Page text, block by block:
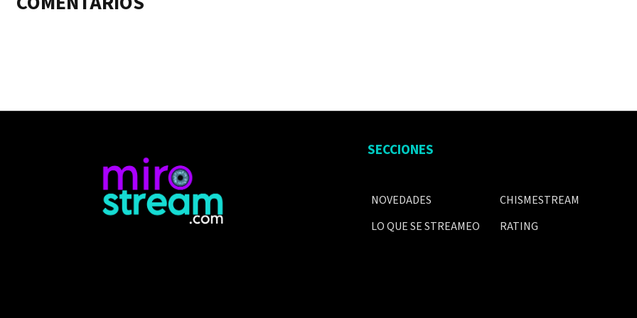
SECCIONES
NOVEDADES
LO QUE SE STREAMEO
CHISMESTREAM
RATING